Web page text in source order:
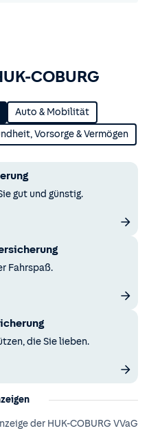
COBURG
Auto & Mobilität
Vorsorge & Vermögen
gut und günstig.
Fahrspaß.
die Sie lieben.
der HUK-COBURG VVaG